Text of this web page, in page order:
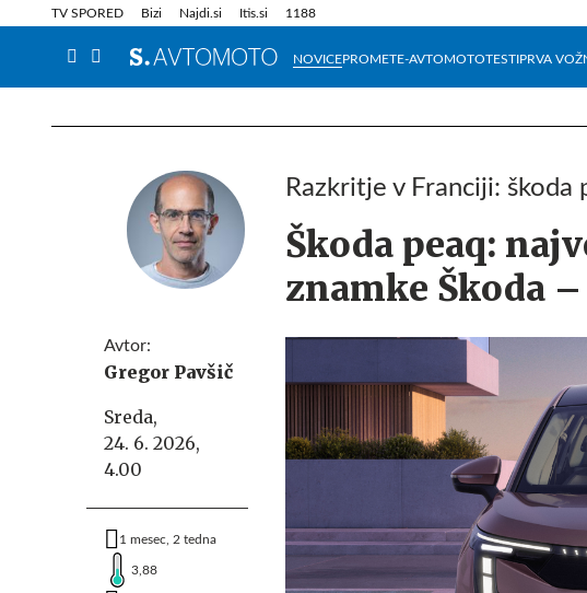
TV SPORED Bizi Najdi.si Itis.si 1188
NOVICEPROMETE-AVTOMOTOTESTIPRVA
Info in obvestila Tehnik
Avtor:
Gregor Pavšič
Sreda,
24. 6. 2026,
4.00
1 mesec, 2 tedna
3,88
Razkritje v Franciji: škoda
Škoda peaq:
znamke Škoda